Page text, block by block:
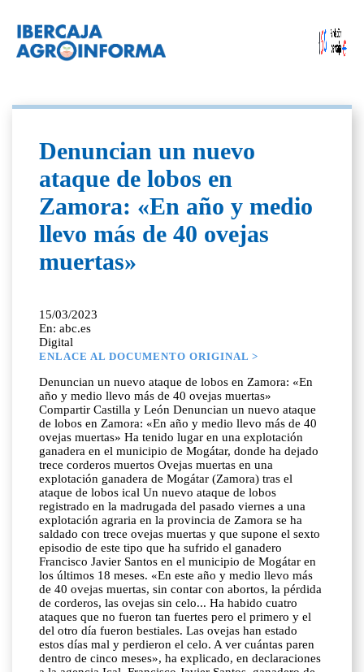
Denuncian un nuevo
ataque de lobos en
Zamora: «En año y medio
llevo más de 40 ovejas
muertas»
15/03/2023
En: abc.es
Digital
ENLACE AL DOCUMENTO ORIGINAL >
Denuncian un nuevo ataque de lobos en Zamora: «En
año y medio llevo más de 40 ovejas muertas»
Compartir Castilla y León Denuncian un nuevo ataque
de lobos en Zamora: «En año y medio llevo más de 40
ovejas muertas» Ha tenido lugar en una explotación
ganadera en el municipio de Mogátar, donde ha dejado
trece corderos muertos Ovejas muertas en una
explotación ganadera de Mogátar (Zamora) tras el
ataque de lobos ical Un nuevo ataque de lobos
registrado en la madrugada del pasado viernes a una
explotación agraria en la provincia de Zamora se ha
saldado con trece ovejas muertas y que supone el sexto
episodio de este tipo que ha sufrido el ganadero
Francisco Javier Santos en el municipio de Mogátar en
los últimos 18 meses. «En este año y medio llevo más
de 40 ovejas muertas, sin contar con abortos, la pérdida
de corderos, las ovejas sin celo... Ha habido cuatro
ataques que no fueron tan fuertes pero el primero y el
del otro día fueron bestiales. Las ovejas han estado
estos días mal y perdieron el celo. A ver cuántas paren
dentro de cinco meses», ha explicado, en declaraciones